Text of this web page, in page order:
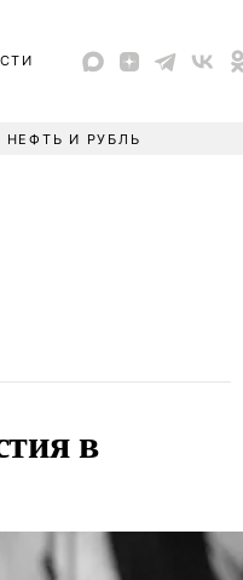
НЕФТЬ И РУБЛЬ
в